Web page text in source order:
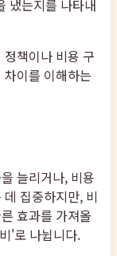
냈는지를 나타내
책이나 비용 구
이를 이해하는
늘리거나, 비용
집중하지만, 비
효과를 가져올
'로 나뉩니다.